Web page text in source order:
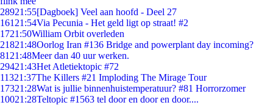
28921:55[Dagboek] Veel aan hoofd - Deel 27
161 21:54Via Pecunia - Het geld ligt op straat! #2
1721:50William Orbit overleden
21821:48Oorlog Iran #136 Bridge and powerplant day incoming?
81 21:48Meer dan 40 uur werken.
29421:43Het Atletiektopic #72
11321:37The Killers #21 Imploding The Mirage Tour
17321:28Wat is jullie binnenhuistemperatuur? #81 Horrorzomer
10021:28Teltopic #1563 tel door en door en door....